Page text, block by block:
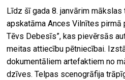
Līdz šī gada 8. janvārim mākslas
apskatāma Ances Vilnītes
Tēvs Debesīs”, kas pievērsās
meitas attiecību pētniecībai.
dokumentāliem artefaktiem no
dzīves. Telpas scenogrāfija